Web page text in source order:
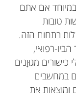
אם אתם
טובות
בתחום הזה.
רפואי,
מגוּוָנים
במחשבים
ומוצאות את